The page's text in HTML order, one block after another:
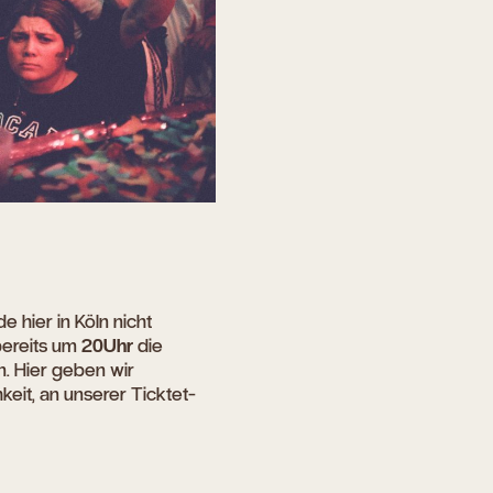
hier in Köln nicht
um20Uhrdie
Hier geben wir
an unserer Ticktet-